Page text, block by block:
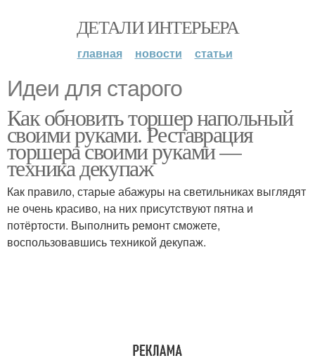
ДЕТАЛИ ИНТЕРЬЕРА
главная новости статьи
Идеи для старого
Как обновить торшер напольный
своими руками. Реставрация
торшера своими руками —
техника декупаж
Как правило, старые абажуры на светильниках выглядят
не очень красиво, на них присутствуют пятна и
потёртости. Выполнить ремонт сможете,
воспользовавшись техникой декупаж.